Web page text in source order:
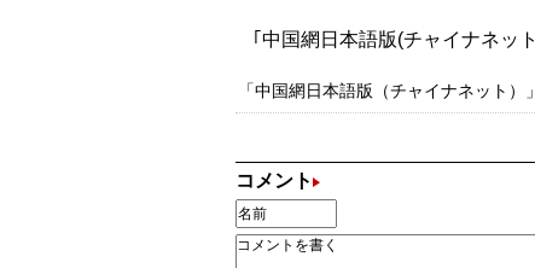
｢中国網日本語版(チャイナネッ
「中国網日本語版（チャイナネット
コメント